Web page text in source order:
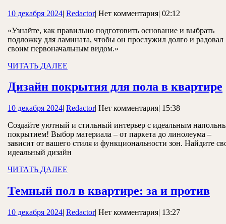
под
ламинат
10 декабря 202410
2024
| RedactorRedactor
| Нет комментария| 02:12
«Узнайте, как правильно подготовить основание и выбрать
подложку для ламината, чтобы он прослужил долго и радовал
своим первоначальным видом.»
ЧИТАТЬ ДАЛЕЕ
Дизайн покрытия для пола в квартире
10 декабря 202410
2024
| RedactorRedactor
| Нет комментария| 15:38
Создайте уютный и стильный интерьер с идеальным
покрытием! Выбор материала – от паркета до линолеума –
зависит от вашего стиля и функциональности зон. Найдите
идеальный дизайн
ЧИТАТЬ ДАЛЕЕ
Темный пол в квартире: за и против
10 декабря 202410
| RedactorRedactor
| Нет комментария| 13:27